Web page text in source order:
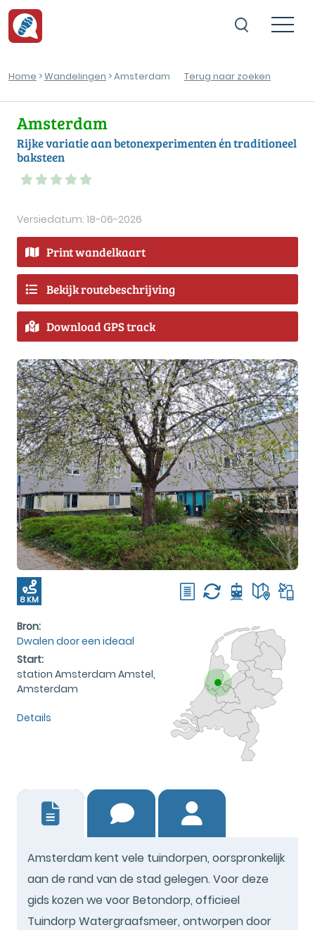
Home >Wandelingen > Amsterdam Terug naar zoeken
Amsterdam
Rijke variatie aan betonexperimenten én traditioneel
baksteen
Versiedatum: 18-06-2026
Print wandelkaart
Bekijk routebeschrijving
Download GPS track
8 KM
Bron:
Dwalen door een ideaal
Start:
station Amsterdam Amstel,
Amsterdam
Details
Amsterdam kent vele tuindorpen, oorspronkelijk
aan de rand van de stad gelegen. Voor deze
gids kozen we voor Betondorp, officieel
Tuindorp Watergraafsmeer, ontworpen door